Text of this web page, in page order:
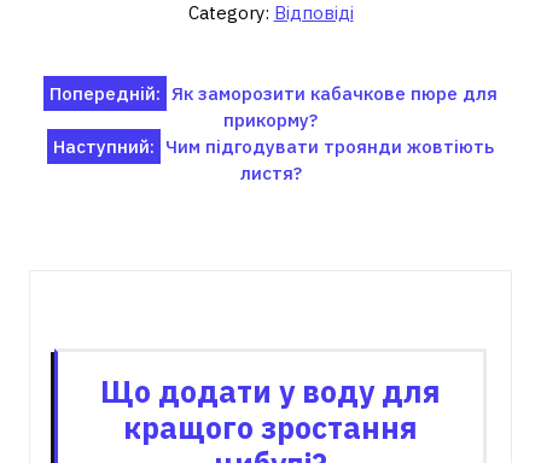
Category: Відповіді
Навігація
записів
Попередній: Як заморозити кабачкове пюре для
прикорму?
Наступний: Чим підгодувати троянди жовтіють
листя?
Що додати у воду для
кращого зростання